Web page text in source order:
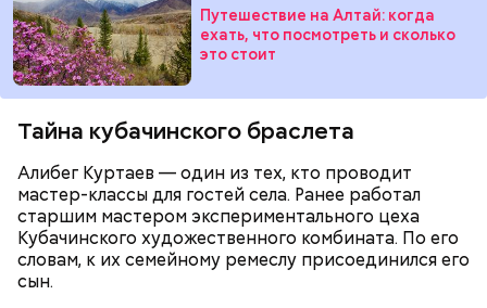
Путешествие на Алтай: когда
ехать, что посмотреть и сколько
это стоит
Тайна кубачинского браслета
Алибег Куртаев — один из тех, кто проводит
мастер-классы для гостей села. Ранее работал
старшим мастером экспериментального цеха
Кубачинского художественного комбината. По его
словам, к их семейному ремеслу присоединился его
сын.
Противень ставится в духовку, разогретую до 180–
190 градусов. Спагетти из кабачка нужно запекать
25–30 минут.